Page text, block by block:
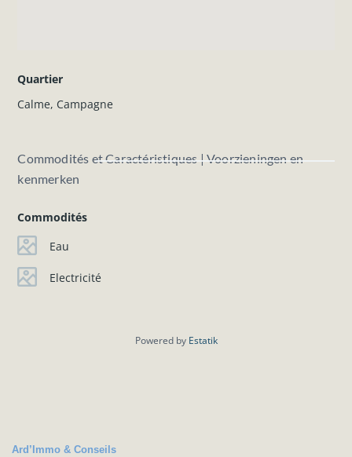
Quartier
Calme, Campagne
Commodités et Caractéristiques | Voorzieningen en
kenmerken
Commodités
Eau
Electricité
Powered by Estatik
Ard’Immo & Conseils